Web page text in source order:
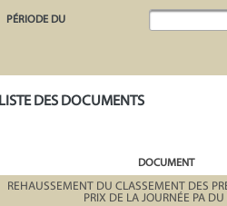
PÉRIODE DU
LISTE DES DOCUMENTS
DOCUMENT
REHAUSSEMENT DU CLASSEMENT DES
PRIX DE LA JOURNÉE PA